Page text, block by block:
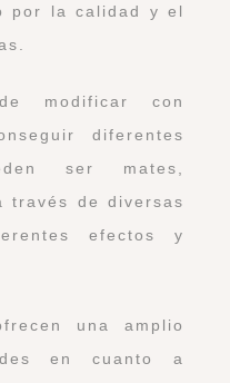
por la calidad y el
modificar con
diferentes
ser mates,
través de diversas
efectos y
una amplio
en cuanto a